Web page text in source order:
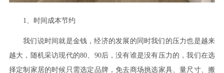
1、时间成本节约
我们说时间就是金钱，经济的发展的同时我们的压力也是越来
越大，随机采访现代的80、90后，没有谁是没有压力的，我们在选
择定制家居的时候只需选定品牌，免去商场挑选家具、量尺寸、搬